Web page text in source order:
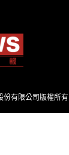
有限公司版權所有